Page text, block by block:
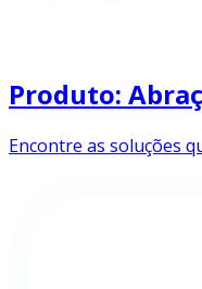
Produto:
Encontre as soluções